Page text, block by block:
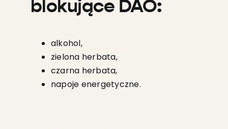
blokujące DAO:
alkohol,
zielona herbata,
czarna herbata,
napoje energetyczne.